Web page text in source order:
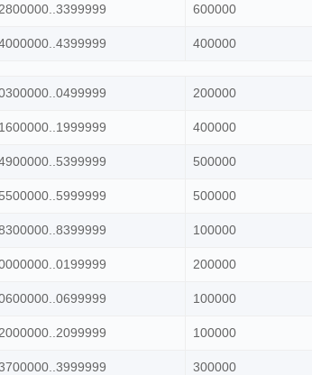
2800000..3399999 600000
400000
200000
1600000..1999999 400000
500000
5500000..5999999 500000
100000
200000
100000
2000000..2099999 100000
300000